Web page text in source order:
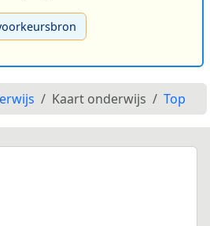
Kaart onderwijs Top